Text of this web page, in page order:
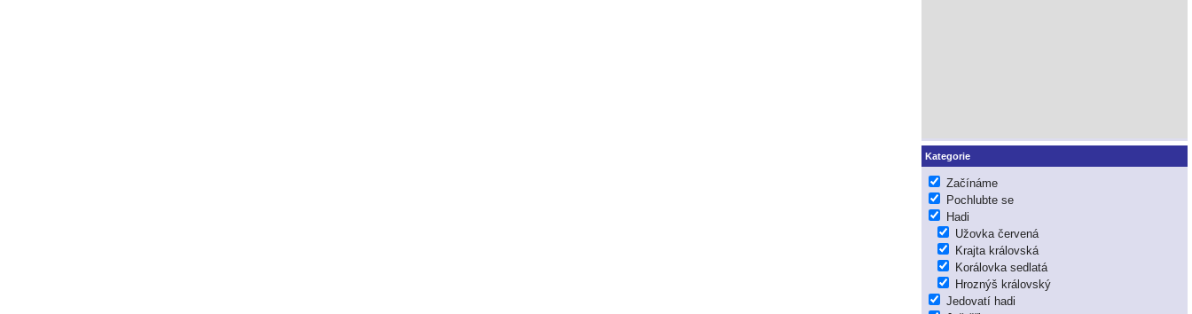
Kategorie
Začínáme
Pochlubte se
Hadi
Užovka červená
Krajta královská
Korálovka sedlatá
Hroznýš královský
Jedovatí hadi